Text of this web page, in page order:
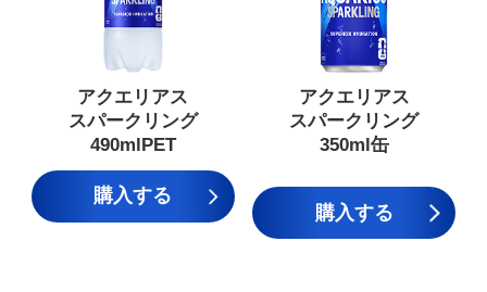
アクエリアス
スパークリング
490mlPET
購入する
アクエリアス
スパークリング
350ml缶
購入する